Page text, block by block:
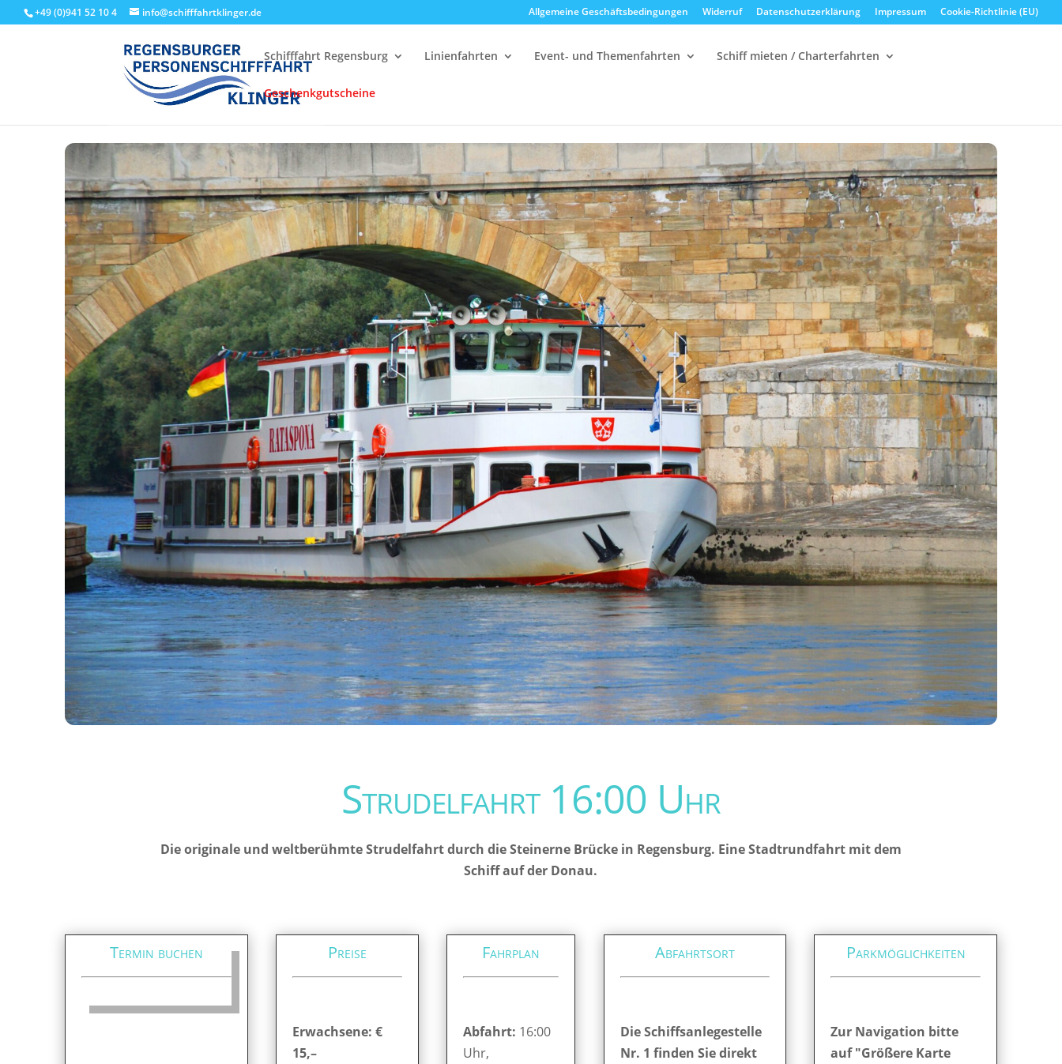
+49 (0)941 52 10 4 info@schifffahrtklinger.de Allgemeine Geschäftsbedingungen Widerruf Datenschutzerklärung Impressum Cookie-Richtlinie (EU)
Schifffahrt Regensburg Linienfahrten Event- und Themenfahrten Schiff mieten / Charterfahrten
Geschenkgutscheine
Events - Schifffahrt Regensburg Linienfahrten
Strudelfahrt 16:00 Uhr
Die originale und weltberühmte Strudelfahrt durch die Steinerne Brücke in Regensburg. Eine Stadtrundfahrt mit dem
Schiff auf der Donau.
Termin buchen Preise
Erwachsene: €
15,–
Fahrplan
Abfahrt: 16:00
Uhr,
Abfahrtsort
Die Schiffsanlegestelle
Nr. 1 finden Sie direkt
Parkmöglichkeiten
Zur Navigation bitte
auf "Größere Karte